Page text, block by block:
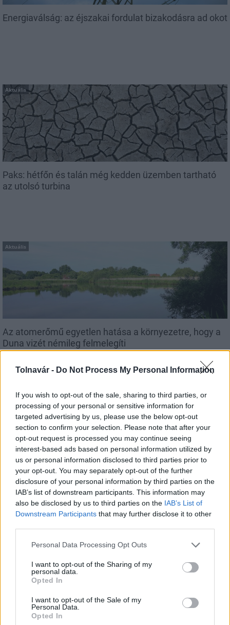
Tolnavár - Do Not Process My Personal Information
If you wish to opt-out of the sale, sharing to third parties, or
processing of your personal or sensitive information for
targeted advertising by us, please use the below opt-out
section to confirm your selection. Please note that after your
opt-out request is processed you may continue seeing
interest-based ads based on personal information utilized by
us or personal information disclosed to third parties prior to
your opt-out. You may separately opt-out of the further
disclosure of your personal information by third parties on the
IAB’s list of downstream participants. This information may
also be disclosed by us to third parties on the IAB’s List of
Downstream Participants that may further disclose it to other
Please note that this website/app uses one or more Google
not limited to your visit or usage behaviour. You may click to
grant or deny consent to Google and its third-party tags to
use your data for below specified purposes in below Google
consent section.
Personal Data Processing Opt Outs
I want to opt-out of the Sharing of my
personal data.
Opted In
I want to opt-out of the Sale of my
Personal Data.
Opted In
Energiaválság: az éjszakai fordulat bizakodásra ad okot
Aktuális
Paks: hétfőn és talán még kedden üzemben tartható
az utolsó turbina
Aktuális
Az atomerőmű egyetlen hatása a környezetre, hogy a
Duna vizét némileg felmelegíti
MAGYAR ÉPÍTŐK
Mi épül?
Belváros-Lipótváros
Város-Teampannon Kereskedelmi és Szolgáltató Kft.
parkfelújítás
Újragondolják Lipótváros rejtett, zöld parkját